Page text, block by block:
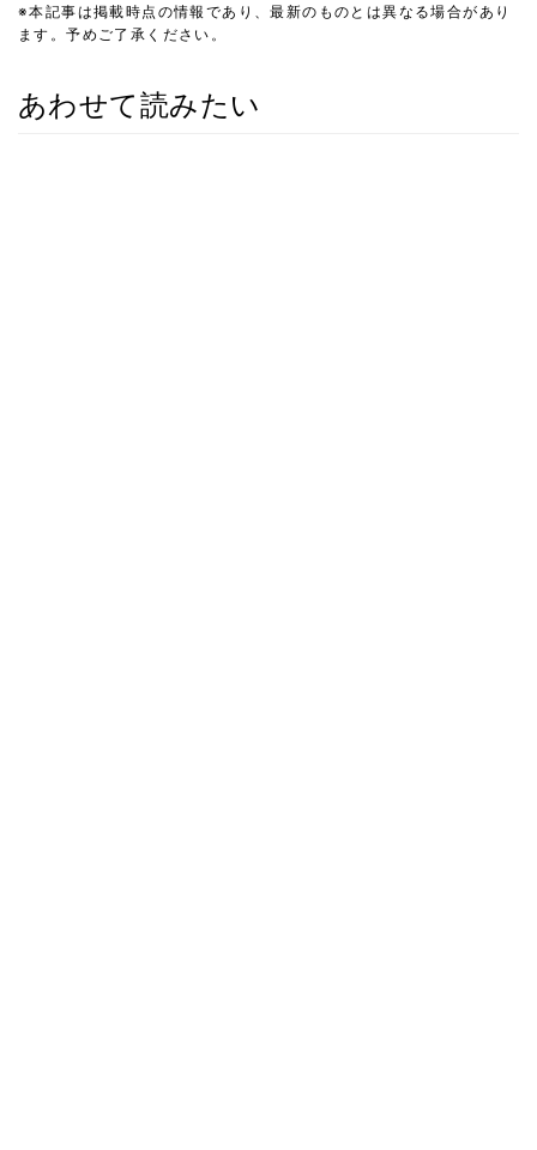
※本記事は掲載時点の情報であり、最新のものとは異なる場合があり
ます。予めご了承ください。
あわせて読みたい